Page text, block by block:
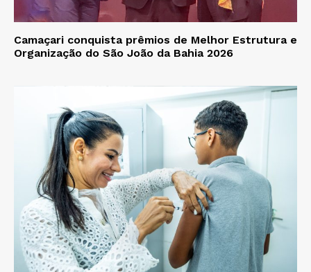
Camaçari conquista prêmios de Melhor Estrutura e
Organização do São João da Bahia 2026